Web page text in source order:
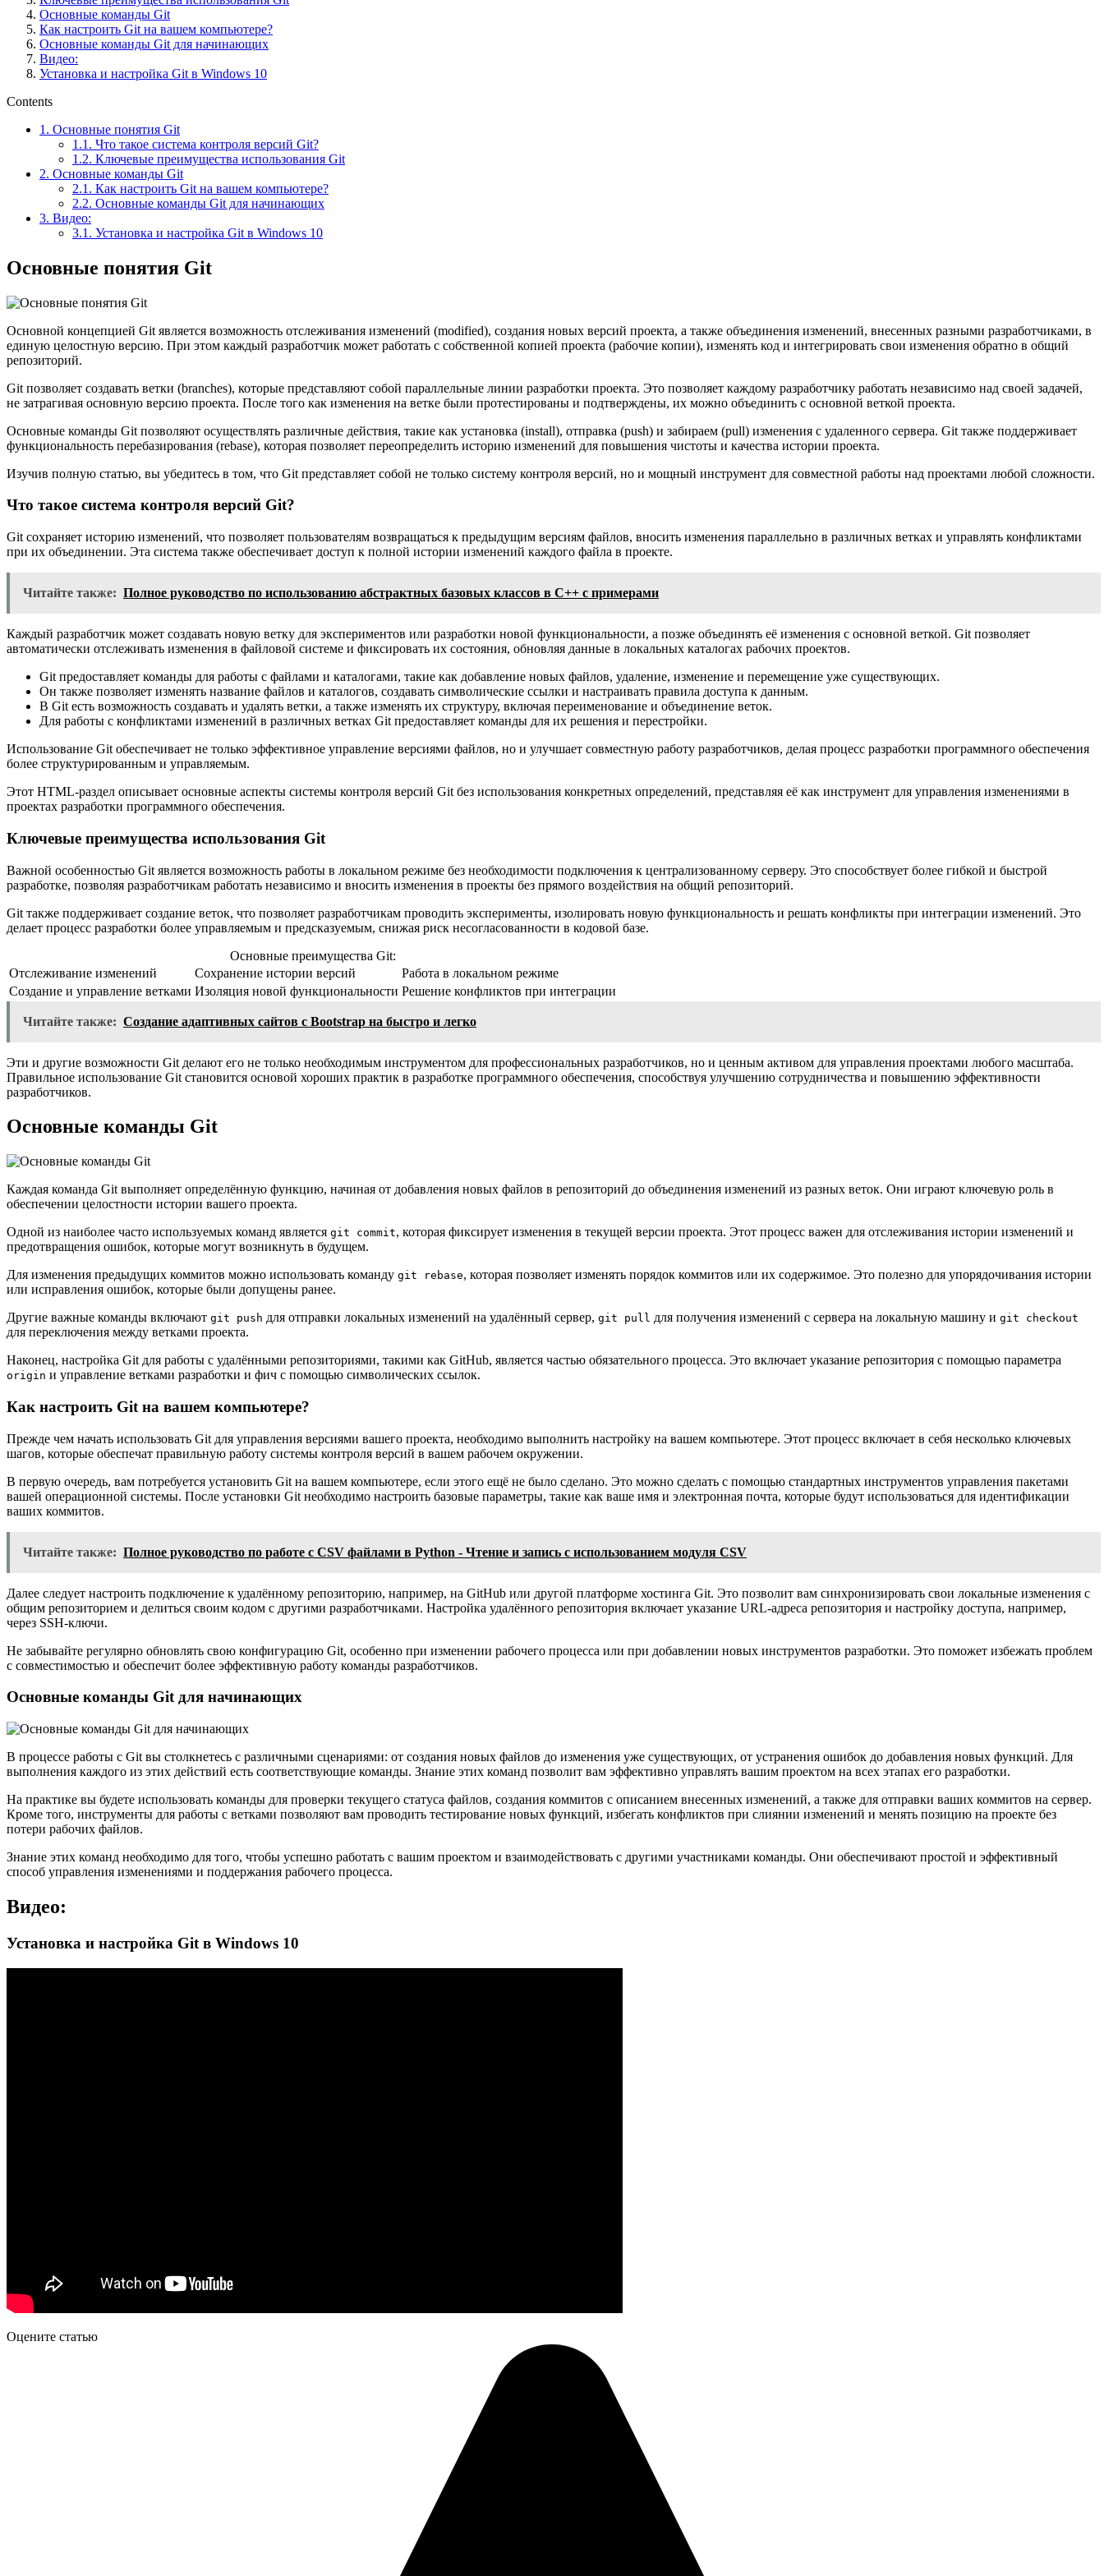
Основные команды Git
Как настроить Git на вашем компьютере?
Основные команды Git для начинающих
Видео:
Установка и настройка Git в Windows 10
Contents
1. Основные понятия Git
1.1. Что такое система контроля версий Git?
1.2. Ключевые преимущества использования Git
2. Основные команды Git
2.1. Как настроить Git на вашем компьютере?
2.2. Основные команды Git для начинающих
3. Видео:
3.1. Установка и настройка Git в Windows 10
Основные понятия Git
Основной концепцией Git является возможность отслеживания изменений (modified), создания новых версий проекта, а также объединения изменений, внесенных разными разработчиками, в
единую целостную версию. При этом каждый разработчик может работать с собственной копией проекта (рабочие копии), изменять код и интегрировать свои изменения обратно в общий
репозиторий.
Git позволяет создавать ветки (branches), которые представляют собой параллельные линии разработки проекта. Это позволяет каждому разработчику работать независимо над своей задачей,
не затрагивая основную версию проекта. После того как изменения на ветке были протестированы и подтверждены, их можно объединить с основной веткой проекта.
Основные команды Git позволяют осуществлять различные действия, такие как установка (install), отправка (push) и забираем (pull) изменения с удаленного сервера. Git также поддерживает
функциональность перебазирования (rebase), которая позволяет переопределить историю изменений для повышения чистоты и качества истории проекта.
Изучив полную статью, вы убедитесь в том, что Git представляет собой не только систему контроля версий, но и мощный инструмент для совместной работы над проектами любой сложности.
Что такое система контроля версий Git?
Git сохраняет историю изменений, что позволяет пользователям возвращаться к предыдущим версиям файлов, вносить изменения параллельно в различных ветках и управлять конфликтами
при их объединении. Эта система также обеспечивает доступ к полной истории изменений каждого файла в проекте.
Читайте также: Полное руководство по использованию абстрактных базовых классов в C++ с примерами
Каждый разработчик может создавать новую ветку для экспериментов или разработки новой функциональности, а позже объединять её изменения с основной веткой. Git позволяет
автоматически отслеживать изменения в файловой системе и фиксировать их состояния, обновляя данные в локальных каталогах рабочих проектов.
Git предоставляет команды для работы с файлами и каталогами, такие как добавление новых файлов, удаление, изменение и перемещение уже существующих.
Он также позволяет изменять название файлов и каталогов, создавать символические ссылки и настраивать правила доступа к данным.
В Git есть возможность создавать и удалять ветки, а также изменять их структуру, включая переименование и объединение веток.
Для работы с конфликтами изменений в различных ветках Git предоставляет команды для их решения и перестройки.
Использование Git обеспечивает не только эффективное управление версиями файлов, но и улучшает совместную работу разработчиков, делая процесс разработки программного обеспечения
более структурированным и управляемым.
Этот HTML-раздел описывает основные аспекты системы контроля версий Git без использования конкретных определений, представляя её как инструмент для управления изменениями в
проектах разработки программного обеспечения.
Ключевые преимущества использования Git
Важной особенностью Git является возможность работы в локальном режиме без необходимости подключения к централизованному серверу. Это способствует более гибкой и быстрой
разработке, позволяя разработчикам работать независимо и вносить изменения в проекты без прямого воздействия на общий репозиторий.
Git также поддерживает создание веток, что позволяет разработчикам проводить эксперименты, изолировать новую функциональность и решать конфликты при интеграции изменений. Это
делает процесс разработки более управляемым и предсказуемым, снижая риск несогласованности в кодовой базе.
Основные преимущества Git:
Отслеживание изменений
Сохранение истории версий
Работа в локальном режиме
Создание и управление ветками Изоляция новой функциональности Решение конфликтов при интеграции
Читайте также: Создание адаптивных сайтов с Bootstrap на быстро и легко
Эти и другие возможности Git делают его не только необходимым инструментом для профессиональных разработчиков, но и ценным активом для управления проектами любого масштаба.
Правильное использование Git становится основой хороших практик в разработке программного обеспечения, способствуя улучшению сотрудничества и повышению эффективности
разработчиков.
Основные команды Git
Каждая команда Git выполняет определённую функцию, начиная от добавления новых файлов в репозиторий до объединения изменений из разных веток. Они играют ключевую роль в
обеспечении целостности истории вашего проекта.
Одной из наиболее часто используемых команд является git commit, которая фиксирует изменения в текущей версии проекта. Этот процесс важен для отслеживания истории изменений и
предотвращения ошибок, которые могут возникнуть в будущем.
Для изменения предыдущих коммитов можно использовать команду git rebase, которая позволяет изменять порядок коммитов или их содержимое. Это полезно для упорядочивания истории
или исправления ошибок, которые были допущены ранее.
Другие важные команды включают git push для отправки локальных изменений на удалённый сервер, git pull для получения изменений с сервера на локальную машину и git checkout
для переключения между ветками проекта.
Наконец, настройка Git для работы с удалёнными репозиториями, такими как GitHub, является частью обязательного процесса. Это включает указание репозитория с помощью параметра
origin и управление ветками разработки и фич с помощью символических ссылок.
Как настроить Git на вашем компьютере?
Прежде чем начать использовать Git для управления версиями вашего проекта, необходимо выполнить настройку на вашем компьютере. Этот процесс включает в себя несколько ключевых
шагов, которые обеспечат правильную работу системы контроля версий в вашем рабочем окружении.
В первую очередь, вам потребуется установить Git на вашем компьютере, если этого ещё не было сделано. Это можно сделать с помощью стандартных инструментов управления пакетами
вашей операционной системы. После установки Git необходимо настроить базовые параметры, такие как ваше имя и электронная почта, которые будут использоваться для идентификации
ваших коммитов.
Читайте также: Полное руководство по работе с CSV файлами в Python - Чтение и запись с использованием модуля CSV
Далее следует настроить подключение к удалённому репозиторию, например, на GitHub или другой платформе хостинга Git. Это позволит вам синхронизировать свои локальные изменения с
общим репозиторием и делиться своим кодом с другими разработчиками. Настройка удалённого репозитория включает указание URL-адреса репозитория и настройку доступа, например,
через SSH-ключи.
Не забывайте регулярно обновлять свою конфигурацию Git, особенно при изменении рабочего процесса или при добавлении новых инструментов разработки. Это поможет избежать проблем
с совместимостью и обеспечит более эффективную работу команды разработчиков.
Основные команды Git для начинающих
В процессе работы с Git вы столкнетесь с различными сценариями: от создания новых файлов до изменения уже существующих, от устранения ошибок до добавления новых функций. Для
выполнения каждого из этих действий есть соответствующие команды. Знание этих команд позволит вам эффективно управлять вашим проектом на всех этапах его разработки.
На практике вы будете использовать команды для проверки текущего статуса файлов, создания коммитов с описанием внесенных изменений, а также для отправки ваших коммитов на сервер.
Кроме того, инструменты для работы с ветками позволяют вам проводить тестирование новых функций, избегать конфликтов при слиянии изменений и менять позицию на проекте без
потери рабочих файлов.
Знание этих команд необходимо для того, чтобы успешно работать с вашим проектом и взаимодействовать с другими участниками команды. Они обеспечивают простой и эффективный
способ управления изменениями и поддержания рабочего процесса.
Видео:
Установка и настройка Git в Windows 10
Оцените статью